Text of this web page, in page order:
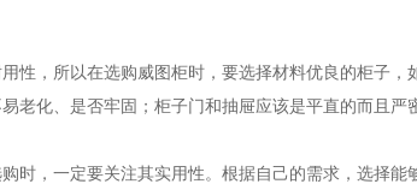
性，所以在选购威图柜时，要选择材料优良的柜子
老化、是否牢固；柜子门和抽屉应该是平直的而且严
时，一定要关注其实用性。根据自己的需求，选择